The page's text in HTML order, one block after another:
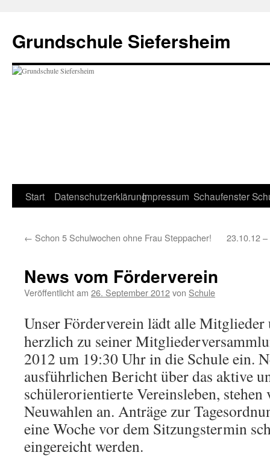
springen
Grundschule Siefersheim
Start DatenschutzerklärungImpressum Schaufenster
← Schon 5 Schulwochen ohne Frau Steppacher! 23.10.12
News vom Förderverein
Veröffentlicht am 26. September 2012von Schule
Unser Förderverein lädt alle Mitglieder
herzlich zu seiner
2012 um 19:30 Uhr in die Schule ein.
ausführlichen Bericht über das aktive
schülerorientierte Vereinsleben, stehen
Neuwahlen an. Anträge zur
eine Woche vor dem Sitzungstermin
eingereicht werden.